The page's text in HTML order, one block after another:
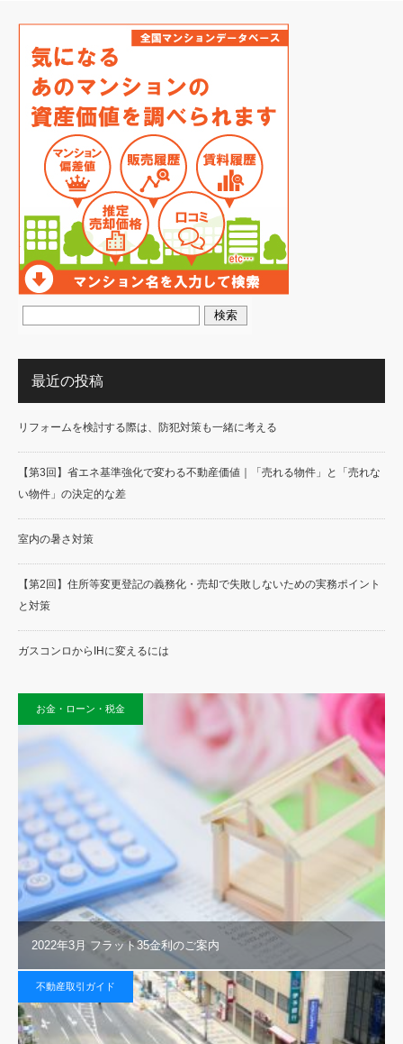
最近の投稿
リフォームを検討する際は、防犯対策も一緒に考える
【第3回】省エネ基準強化で変わる不動産価値｜「売れる物件」と「売れな
い物件」の決定的な差
室内の暑さ対策
【第2回】住所等変更登記の義務化・売却で失敗しないための実務ポイント
と対策
ガスコンロからIHに変えるには
お金・ローン・税金
2022年3月 フラット35金利のご案内
不動産取引ガイド